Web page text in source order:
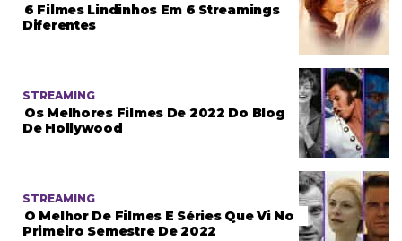
6 Filmes Lindinhos Em 6 Streamings
Diferentes
STREAMING
Os Melhores Filmes De 2022 Do Blog
De Hollywood
STREAMING
O Melhor De Filmes E Séries Que Vi No
Primeiro Semestre De 2022